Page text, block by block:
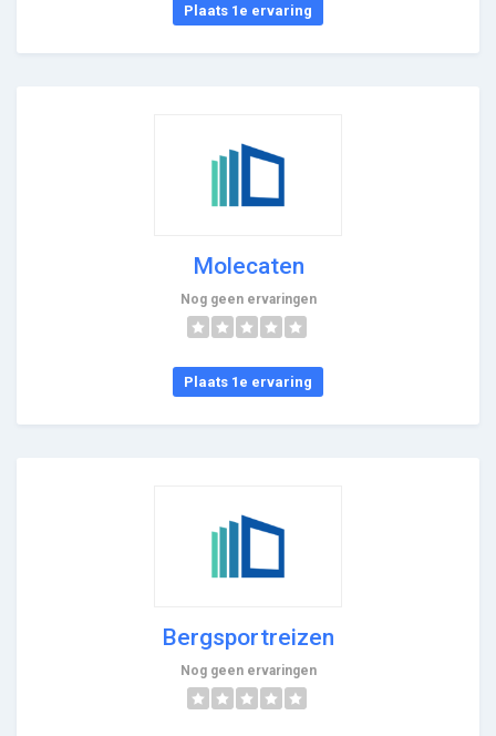
Plaats 1e ervaring
Molecaten
Nog geen ervaringen
Plaats 1e ervaring
Bergsportreizen
Nog geen ervaringen